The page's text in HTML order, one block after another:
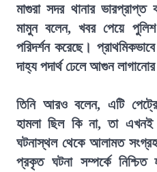
মাগুরা সদর থানার
মামুন বলেন, খবর পেয়ে
পরিদর্শন করেছে।
দাহ্য পদার্থ ঢেলে আগুন লাগানোর
তিনি আরও বলেন, এটি
হামলা ছিল কি না, তা এখনই
ঘটনাস্থল থেকে আলামত
প্রকৃত ঘটনা সম্পর্কে নিশ্চিত